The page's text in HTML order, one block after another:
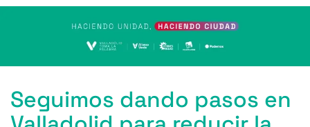
Seguimos dando pasos en